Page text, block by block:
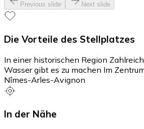
Previous slide Next slide
Die Vorteile des Stellplatzes
In einer historischen Region
Wasser gibt es zu machen Im
Nîmes-Arles-Avignon
In der Nähe